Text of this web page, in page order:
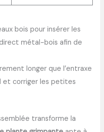
bois pour insérer les
métal-bois afin de
longer que l’entraxe
et corriger les petites
transforme la